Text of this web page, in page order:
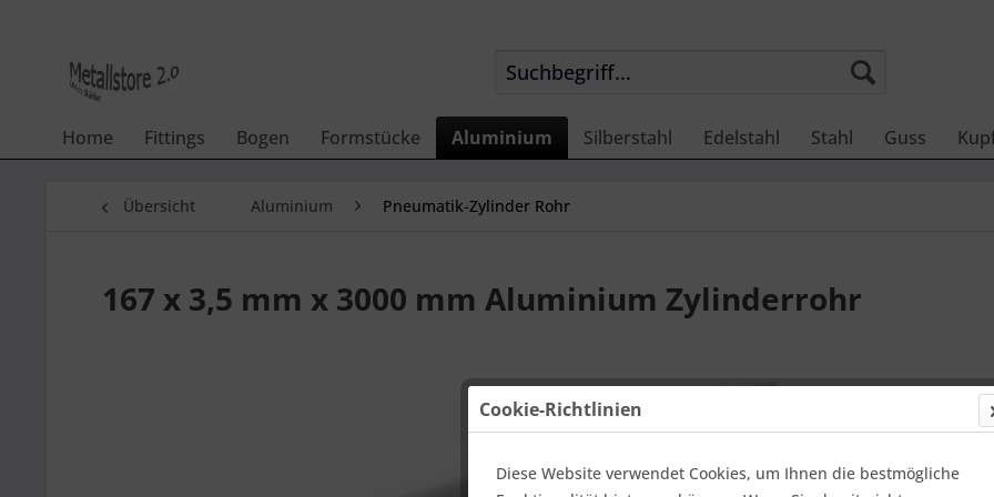
Home Fittings Bogen Formstücke Aluminium Silberstahl Edelstahl Stahl Guss
Übersicht Aluminium Pneumatik-Zylinder Rohr
167 x 3,5 mm x 3000 mm Aluminium Zylinderrohr
1 Stab
Online-
Cookie-Richtlinien
Diese Website verwendet Cookies, um Ihnen die bestmögliche